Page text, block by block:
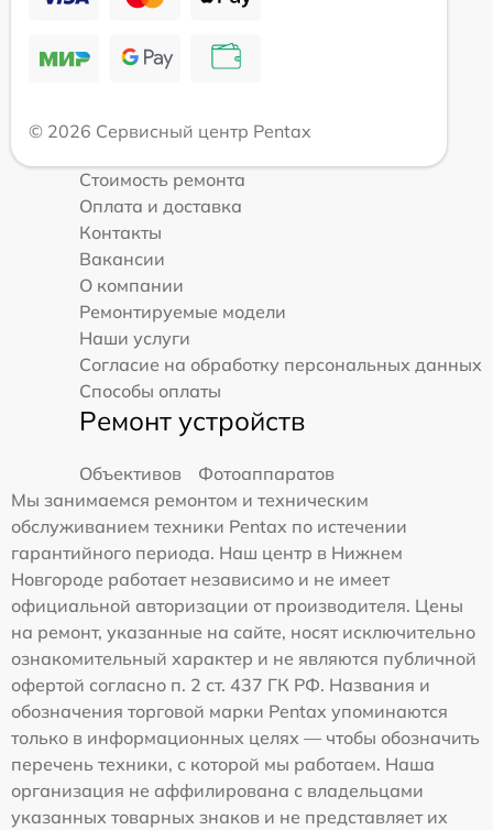
© 2026 Сервисный центр Pentax
Стоимость ремонта
Оплата и доставка
Контакты
Вакансии
О компании
Ремонтируемые модели
Наши услуги
Согласие на обработку персональных данных
Способы оплаты
Ремонт устройств
Объективов
Фотоаппаратов
Мы занимаемся ремонтом и техническим
обслуживанием техники Pentax по истечении
гарантийного периода. Наш центр в Нижнем
Новгороде работает независимо и не имеет
официальной авторизации от производителя. Цены
на ремонт, указанные на сайте, носят исключительно
ознакомительный характер и не являются публичной
офертой согласно п. 2 ст. 437 ГК РФ. Названия и
обозначения торговой марки Pentax упоминаются
только в информационных целях — чтобы обозначить
перечень техники, с которой мы работаем. Наша
организация не аффилирована с владельцами
указанных товарных знаков и не представляет их